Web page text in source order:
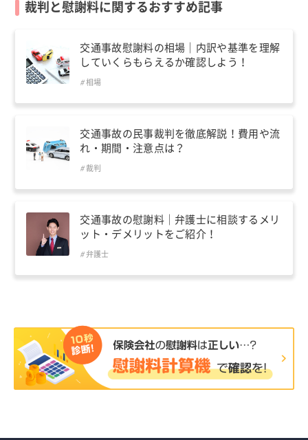
裁判と慰謝料に関するおすすめ記事
交通事故慰謝料の相場｜内訳や基準を理解
していくらもらえるか確認しよう！
相場
交通事故の民事裁判を徹底解説！費用や流
れ・期間・注意点は？
裁判
交通事故の慰謝料｜弁護士に相談するメリ
ット・デメリットをご紹介！
弁護士